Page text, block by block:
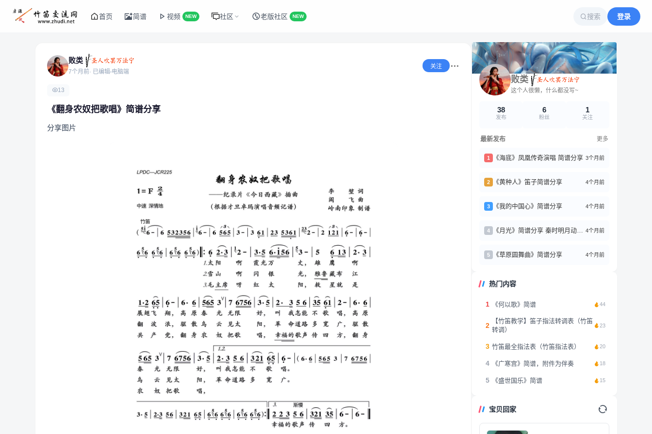
首页 简谱 视频 NEW 社区 老版社区 NEW 搜索 登录
败类
7个月前· 已编辑 电脑端
关注
13
《翻身农奴把歌唱》简谱分享
分享图片
败类
这个人很懒，什么都没写~
38
发布
6
粉丝
1
关注
最新发布 更多
1 《海底》凤凰传奇演唱 简谱分享 3个月前
2 《黄种人》笛子简谱分享 4个月前
3 《我的中国心》简谱分享 4个月前
4 《月光》简谱分享 秦时明月动画主题曲 4个月前
5 《草原圆舞曲》简谱分享 4个月前
热门内容
1 《何以歌》简谱 44
2
【竹笛教学】笛子指法转调表（竹笛
转调）
23
3 竹笛最全指法表（竹笛指法表） 20
4 《广寒宫》简谱，附件为伴奏 18
5 《盛世国乐》简谱 15
宝贝回家